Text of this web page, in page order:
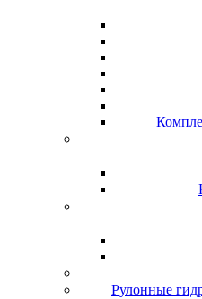
Рулонные